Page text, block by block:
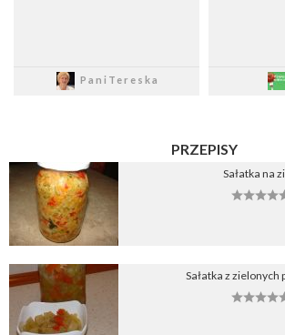
PaniTereska
PRZEPISY
Sałatka na
Sałatka z zielonych